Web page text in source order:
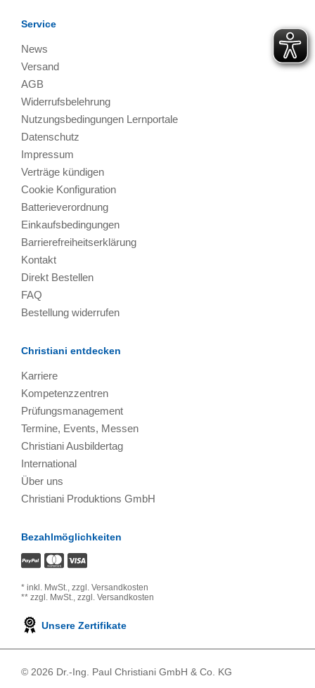
Service
News
Versand
AGB
Widerrufsbelehrung
Nutzungsbedingungen Lernportale
Datenschutz
Impressum
Verträge kündigen
Cookie Konfiguration
Batterieverordnung
Einkaufsbedingungen
Barrierefreiheitserklärung
Kontakt
Direkt Bestellen
FAQ
Bestellung widerrufen
Christiani entdecken
Karriere
Kompetenzzentren
Prüfungsmanagement
Termine, Events, Messen
Christiani Ausbildertag
International
Über uns
Christiani Produktions GmbH
Bezahlmöglichkeiten
* inkl. MwSt., zzgl. Versandkosten
** zzgl. MwSt., zzgl. Versandkosten
Unsere Zertifikate
© 2026 Dr.-Ing. Paul Christiani GmbH & Co. KG